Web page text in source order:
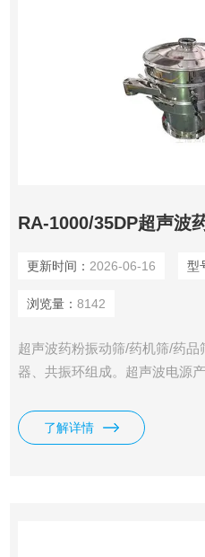
更新时间： 2026-06-16 型
浏览量： 8142
超声波药粉振动筛/药机筛/药
器、共振环组成。超声波电源
产生共振，然后均匀传输至筛面
了解详情